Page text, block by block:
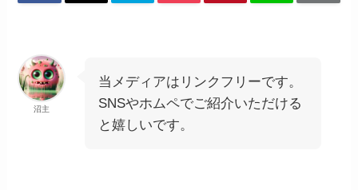
沼主
当メディアはリンクフリーです。
SNSやホムペでご紹介いただける
と嬉しいです。